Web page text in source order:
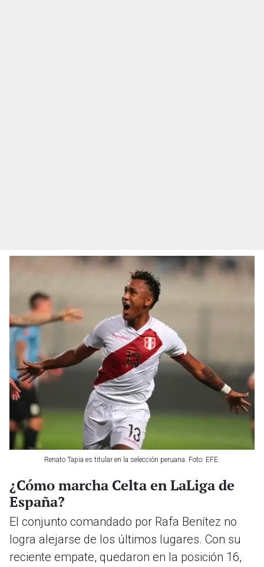
Renato Tapia es titular en la selección peruana. Foto: EFE.
¿Cómo marcha Celta en LaLiga de
España?
El conjunto comandado por Rafa Benítez no
logra alejarse de los últimos lugares. Con su
reciente empate, quedaron en la posición 16,